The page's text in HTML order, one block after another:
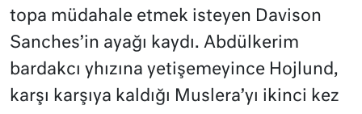
topa müdahale etmek isteyen Davison
Sanches’in ayağı kaydı. Abdülkerim
bardakcı yhızına yetişemeyince Hojlund,
karşı karşıya kaldığı Muslera’yı ikinci kez